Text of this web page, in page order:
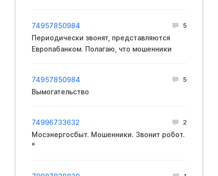
74957850984 5
Периодически звонят, представляются
Европабанком. Полагаю, что мошенники
74957850984 5
Вымогательство
74996733632 2
Мосэнергосбыт. Мошенники. Звонит робот.
°